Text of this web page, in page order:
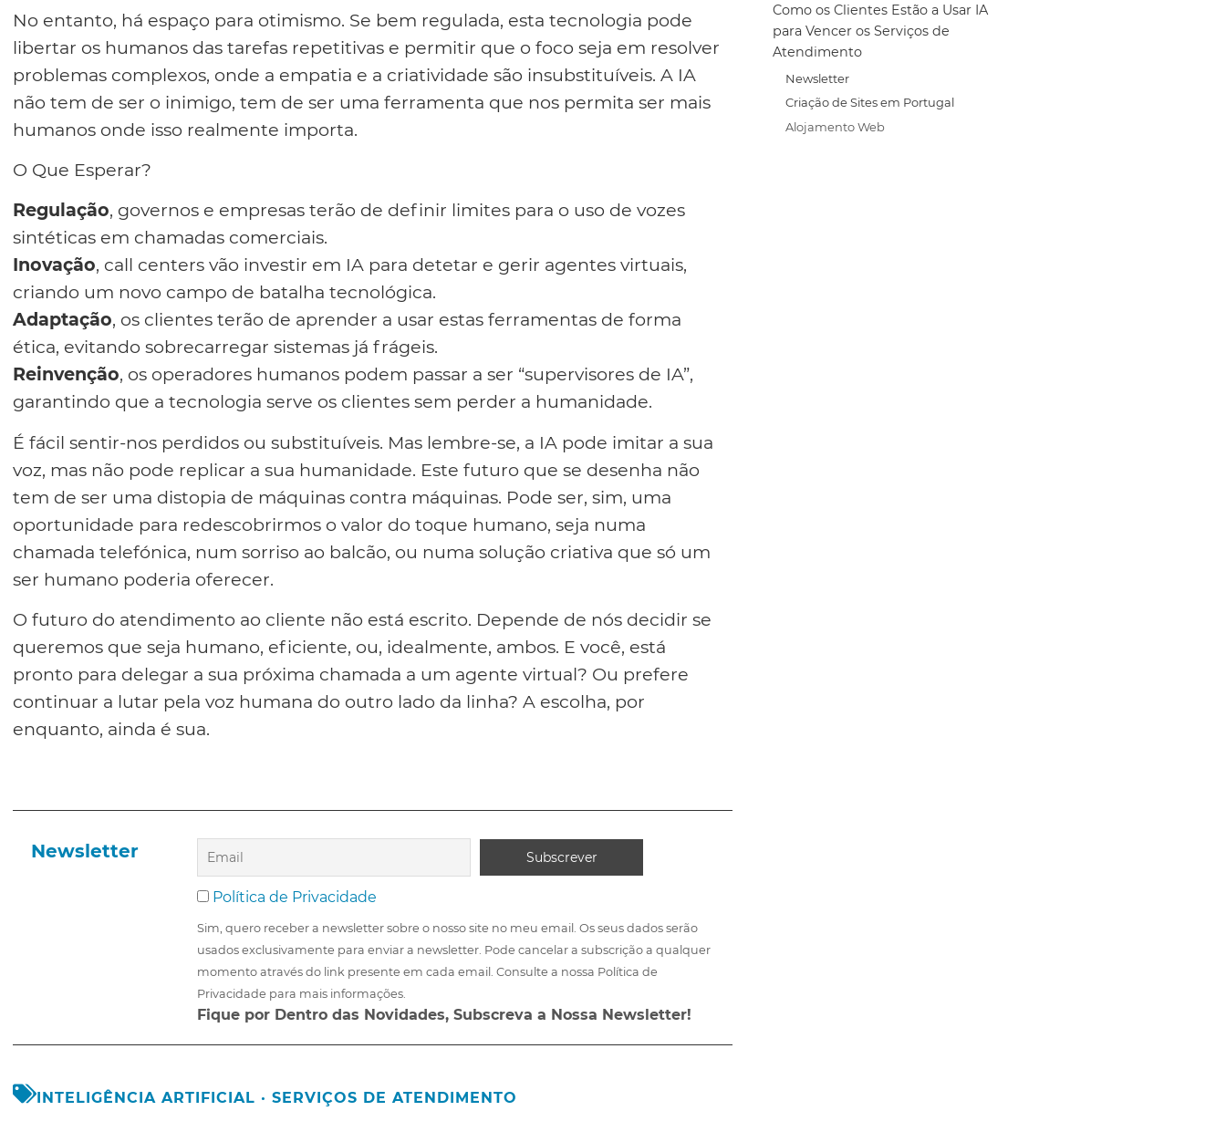
No entanto, há espaço para otimismo. Se bem regulada, esta tecnologia pode
libertar os humanos das tarefas repetitivas e permitir que o foco seja em resolver
problemas complexos, onde a empatia e a criatividade são insubstituíveis. A IA
não tem de ser o inimigo, tem de ser uma ferramenta que nos permita ser mais
humanos onde isso realmente importa.
O Que Esperar?
Regulação, governos e empresas terão de definir limites para o uso de vozes
sintéticas em chamadas comerciais.
Inovação, call centers vão investir em IA para detetar e gerir agentes virtuais,
criando um novo campo de batalha tecnológica.
Adaptação, os clientes terão de aprender a usar estas ferramentas de forma
ética, evitando sobrecarregar sistemas já frágeis.
Reinvenção, os operadores humanos podem passar a ser “supervisores de IA”,
garantindo que a tecnologia serve os clientes sem perder a humanidade.
É fácil sentir-nos perdidos ou substituíveis. Mas lembre-se, a IA pode imitar a sua
voz, mas não pode replicar a sua humanidade. Este futuro que se desenha não
tem de ser uma distopia de máquinas contra máquinas. Pode ser, sim, uma
oportunidade para redescobrirmos o valor do toque humano, seja numa
chamada telefónica, num sorriso ao balcão, ou numa solução criativa que só um
ser humano poderia oferecer.
O futuro do atendimento ao cliente não está escrito. Depende de nós decidir se
queremos que seja humano, eficiente, ou, idealmente, ambos. E você, está
pronto para delegar a sua próxima chamada a um agente virtual? Ou prefere
continuar a lutar pela voz humana do outro lado da linha? A escolha, por
enquanto, ainda é sua.
Newsletter
Política de Privacidade
Sim, quero receber a newsletter sobre o nosso site no meu email. Os seus dados serão
usados exclusivamente para enviar a newsletter. Pode cancelar a subscrição a qualquer
momento através do link presente em cada email. Consulte a nossa Política de
Privacidade para mais informações.
Fique por Dentro das Novidades, Subscreva a Nossa Newsletter!
INTELIGÊNCIA ARTIFICIAL · SERVIÇOS DE ATENDIMENTO
Como os Clientes Estão a Usar IA
para Vencer os Serviços de
Atendimento
Newsletter
Criação de Sites em Portugal
Alojamento Web